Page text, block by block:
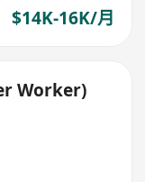
$14K-16K/月
Worker)